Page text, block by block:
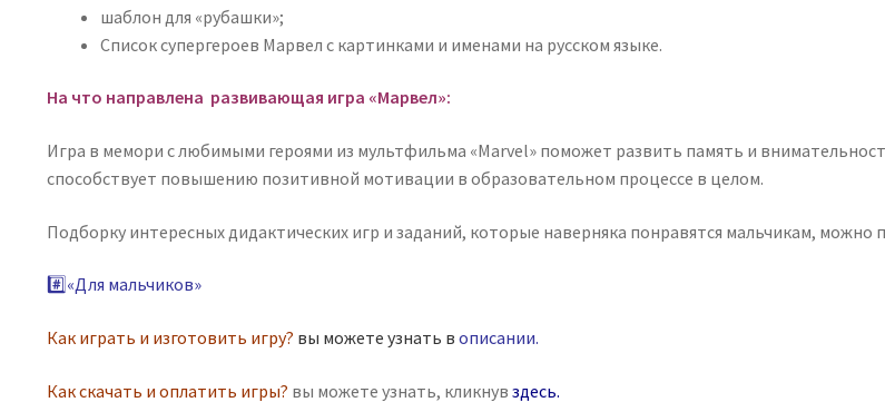
шаблон для «рубашки»;
Список супергероев Марвел с картинками и именами на русском языке.
На что направлена развивающая игра «Марвел»:
Игра в мемори с любимыми героями из мультфильма «Marvel» поможет развить память и
способствует повышению позитивной мотивации в образовательном процессе в целом.
Подборку интересных дидактических игр и заданий, которые наверняка понравятся мальчикам, можно
#️⃣«Для мальчиков»
Как играть и изготовить игру? вы можете узнать в описании.
Как скачать и оплатить игры? вы можете узнать, кликнув здесь.